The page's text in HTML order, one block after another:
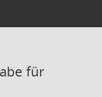
für